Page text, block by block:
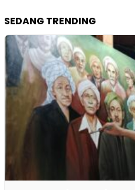
SEDANG TRENDING